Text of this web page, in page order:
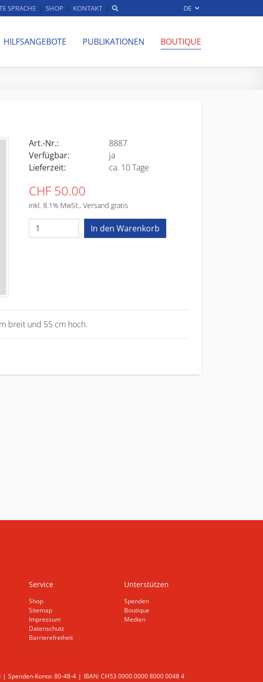
SPRACHE SHOP KONTAKT DE
HILFSANGEBOTE PUBLIKATIONEN BOUTIQUE
Art.-Nr.:
8887
Verfügbar:
ja
Lieferzeit:
ca. 10 Tage
CHF 50.00
inkl. 8.1% MwSt., Versand gratis
breit und 55 cm hoch.
Service
Shop
Sitemap
Impressum
Datenschutz
Barrierefreiheit
Unterstützen
Spenden
Boutique
Medien
Spenden-Konto: 80-48-4 IBAN: CH53 0900 0000 8000 0048 4